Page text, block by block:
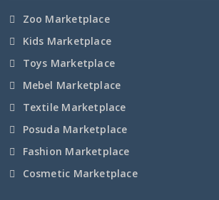
Смоленская область
Ставропольский край
Таймырский край
Тамбовская область
Татарстан
Zoo Marketplace
Kids Marketplace
Toys Marketplace
Mebel Marketplace
Textile Marketplace
Posuda Marketplace
Fashion Marketplace
Cosmetic Marketplace